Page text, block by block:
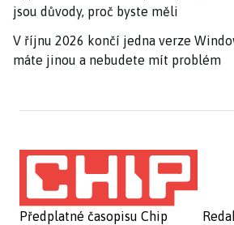
jsou důvody, proč byste měli
V říjnu 2026 končí jedna verze
máte jinou a nebudete mít problém
Předplatné časopisu Chip